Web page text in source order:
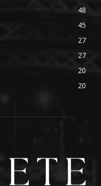
48
45
27
27
20
20